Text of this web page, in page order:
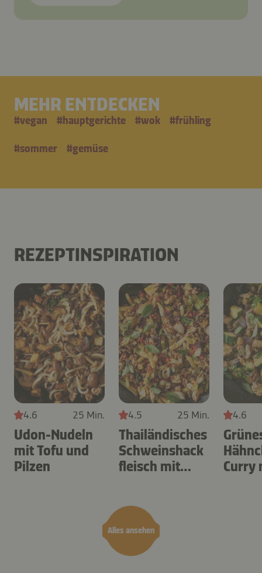
MEHR ENTDECKEN
#vegan #hauptgerichte #wok #frühling
#sommer #gemüse
REZEPTINSPIRATION
Alles ansehen
4.6 25 Min.
Udon-Nudeln
mit Tofu und
Pilzen
4.5 25 Min.
Thailändisches
Schweinshack
fleisch mit
4.6
Curry